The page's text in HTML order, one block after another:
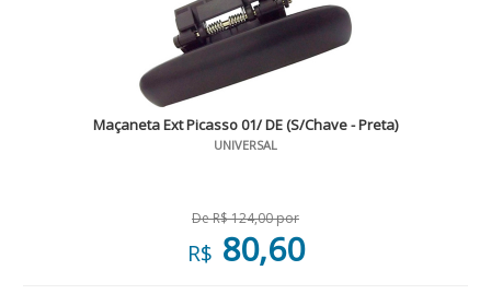
Maçaneta Ext Picasso 01/ DE (S/Chave - Preta)
UNIVERSAL
De R$ 124,00 por
R$ 80,60